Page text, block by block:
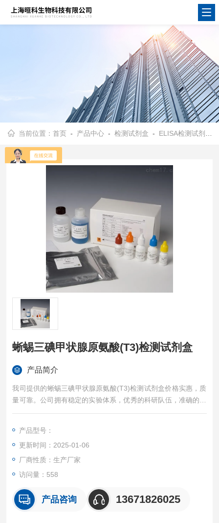
当前位置：首页 - 产品中心 -检测试剂盒 - ELISA检测试剂盒
蜥蜴三碘甲状腺原氨酸(T3)检测试剂盒
产品简介
我司提供的蜥蜴三碘甲状腺原氨酸(T3)检测试剂盒价格实惠，质
量可靠。公司拥有稳定的实验体系，优秀的科研队伍，准确的实
验结果，是您值得信赖的合作伙伴，凡购买我司的试剂盒产品都
产品型号：
更新时间：2025-01-06
厂商性质：生产厂家
访问量：558
产品咨询 13671826025